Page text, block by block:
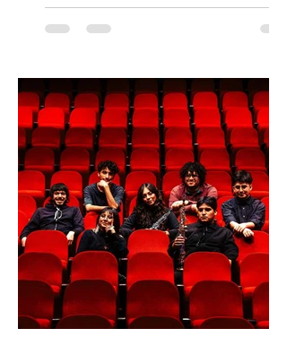
El lunes 10 de agosto comienza la
Preventa Exclusiva Santander con 30%
stock). Posterior a esta preventa exclusiva
se da inicio a la segunda etapa con una
preventa con 20% descuento para los
clientes del mismo banco y 20% para las
personas que se pre inscribieron y el miérc